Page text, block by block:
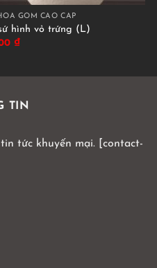
GỐM CAO CẤP
hình vỏ trứng (L)
₫
TIN
tức khuyến mại. [contact-